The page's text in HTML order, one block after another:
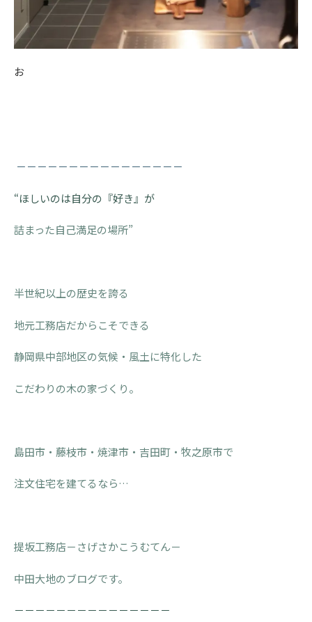
お
－－－－－－－－－－－－－－－－
“ほしいのは自分の『好き』が
詰まった自己満足の場所”
半世紀以上の歴史を誇る
地元工務店だからこそできる
静岡県中部地区の気候・風土に特化した
こだわりの木の家づくり。
島田市・藤枝市・焼津市・吉田町・牧之原市で
注文住宅を建てるなら…
提坂工務店－さげさかこうむてん－
中田大地のブログです。
－－－－－－－－－－－－－－－